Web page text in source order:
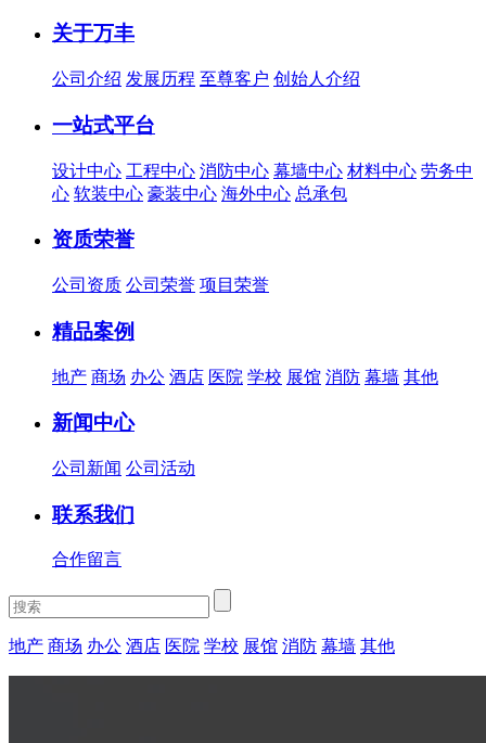
关于万丰
公司介绍 发展历程 至尊客户 创始人介绍
一站式平台
设计中心 工程中心 消防中心 幕墙中心 材料中心 劳务中
心 软装中心 豪装中心 海外中心 总承包
资质荣誉
公司资质 公司荣誉 项目荣誉
精品案例
地产 商场 办公 酒店 医院 学校 展馆 消防 幕墙 其他
新闻中心
公司新闻 公司活动
联系我们
合作留言
地产 商场 办公 酒店 医院 学校 展馆 消防 幕墙 其他